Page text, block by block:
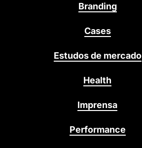
Branding
Cases
Estudos de mercado
Health
Imprensa
Performance